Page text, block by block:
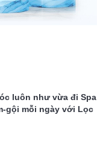
luôn như vừa đi Spa
gội mỗi ngày với Lọc